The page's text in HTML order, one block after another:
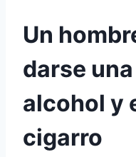
Un
darse
alcohol y
cigarro